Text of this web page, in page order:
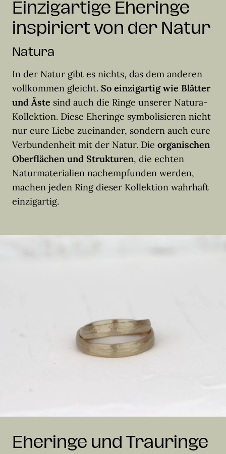
Einzigartige Eheringe
inspiriert von der Natur
Natura
In der Natur gibt es nichts, das dem anderen
vollkommen gleicht. So einzigartig wie Blätter
und Äste sind auch die Ringe unserer Natura-
Kollektion. Diese Eheringe symbolisieren nicht
nur eure Liebe zueinander, sondern auch eure
Verbundenheit mit der Natur. Die organischen
Oberflächen und Strukturen, die echten
Naturmaterialien nachempfunden werden,
machen jeden Ring dieser Kollektion wahrhaft
einzigartig.
Eheringe und Trauringe